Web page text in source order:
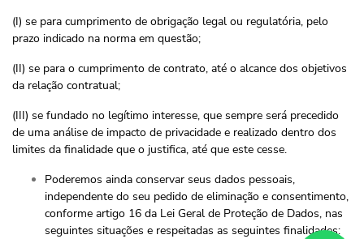
(I) se para cumprimento de obrigação legal ou regulatória, pelo
prazo indicado na norma em questão;
(II) se para o cumprimento de contrato, até o alcance dos objetivos
da relação contratual;
(III) se fundado no legítimo interesse, que sempre será precedido
de uma análise de impacto de privacidade e realizado dentro dos
limites da finalidade que o justifica, até que este cesse.
Poderemos ainda conservar seus dados pessoais,
independente do seu pedido de eliminação e consentimento,
conforme artigo 16 da Lei Geral de Proteção de Dados, nas
seguintes situações e respeitadas as seguintes finalidades: